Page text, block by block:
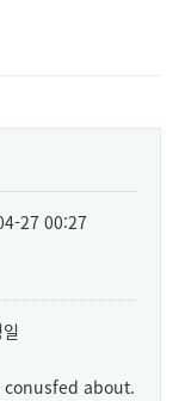
27 00:27
about.